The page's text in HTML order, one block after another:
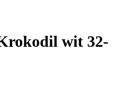
wit 32-